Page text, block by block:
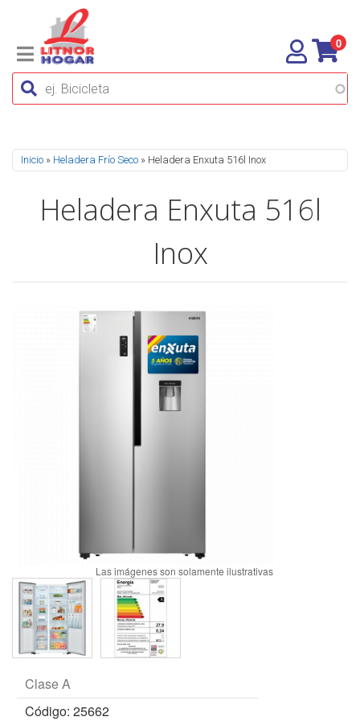
0
Se encuentra usted aquí
Inicio » Heladera Frío Seco » Heladera Enxuta 516l Inox
Heladera Enxuta 516l
Inox
Clase A
Código: 25662